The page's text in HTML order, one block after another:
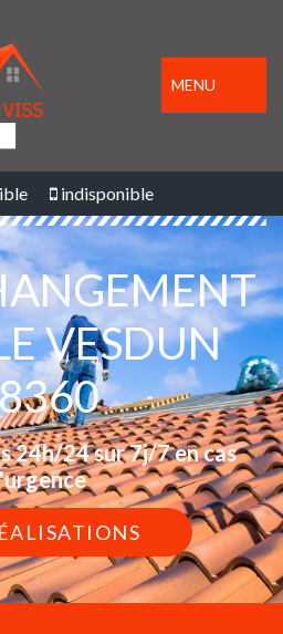
MENU
indisponible
VESDUN
24h/24 sur 7j/7 en cas